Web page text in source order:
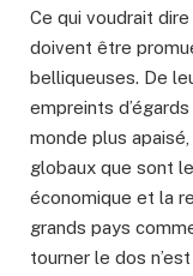
Ce qui voudrait
doivent être
belliqueuses. De
empreints
monde plus
globaux que sont
économique et la
grands pays
tourner le dos